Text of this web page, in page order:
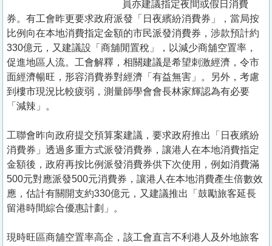
關
於
我
們
員亦建議指定夜間或假日消費
券。有工會昨更要求政府派發「日夜繽紛消費券」，當局按
比例向在本地消費指定金額的市民派發消費券，涉款預計約
330億元，又建議設「商舖閒置稅」，以減少商舖空置率，
促進地區人流。工會解釋，相關建議是希望刺激經濟，令市
面經濟暢旺，形容消費券對經濟「有益無害」。另外，考慮
到樓市現況比較疲弱，測量師學會會長林家輝認為有必要
「減辣」。
工聯會昨向政府提交預算案建議，要求政府推出「日夜繽紛
消費券」透過多重方式派發消費券，讓港人在本地消費指定
金額後，政府再按比例派發消費券供下次使用，例如消費滿
500元對應派發500元消費券，讓港人在本地消費產生倍數效
應，估計有關開支約330億元，又建議推出「鼓勵旅客延長
留港時間綜合優惠計劃」。
現時旺區商舖空置率高企，該工會直言不利港人及外地旅客